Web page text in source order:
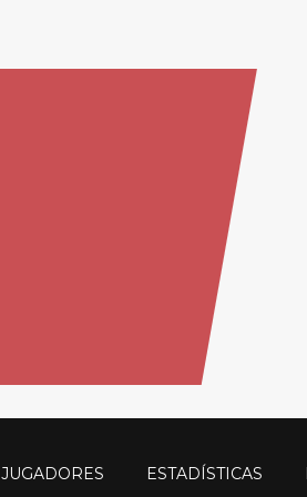
JUGADORES ESTADÍSTICAS